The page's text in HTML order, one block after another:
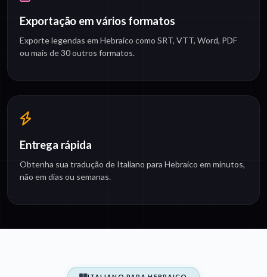
Exportação em vários formatos
Exporte legendas em Hebraico como SRT, VTT, Word, PDF
ou mais de 30 outros formatos.
Entrega rápida
Obtenha sua tradução de Italiano para Hebraico em minutos,
não em dias ou semanas.